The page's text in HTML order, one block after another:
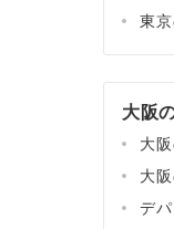
東
大阪
大
大
デ